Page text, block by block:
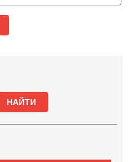
НАЙТИ